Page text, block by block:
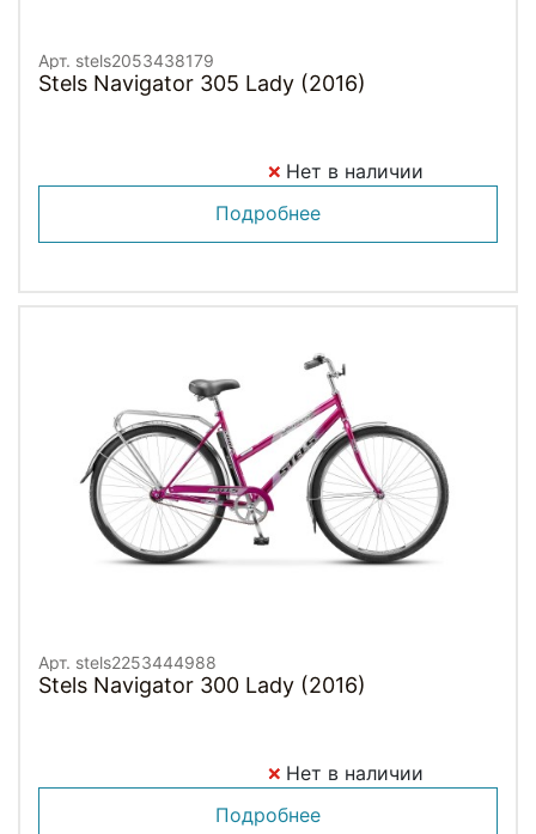
Арт. stels2053438179
Stels Navigator 305 Lady (2016)
Нет в наличии
Подробнее
Арт. stels2253444988
Stels Navigator 300 Lady (2016)
Нет в наличии
Подробнее